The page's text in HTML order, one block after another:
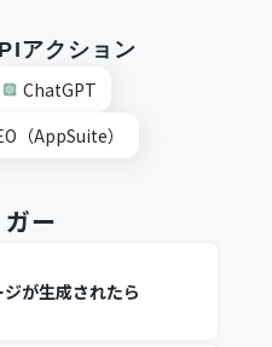
アクション
ChatGPT
（AppSuite）
ー
が生成されたら